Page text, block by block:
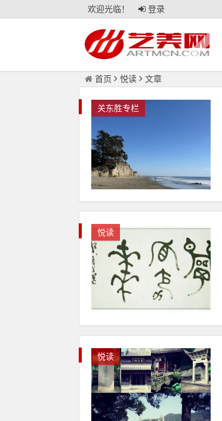
欢迎光临！ 登录
首页 悦读 文章
关东胜专栏
悦读
悦读